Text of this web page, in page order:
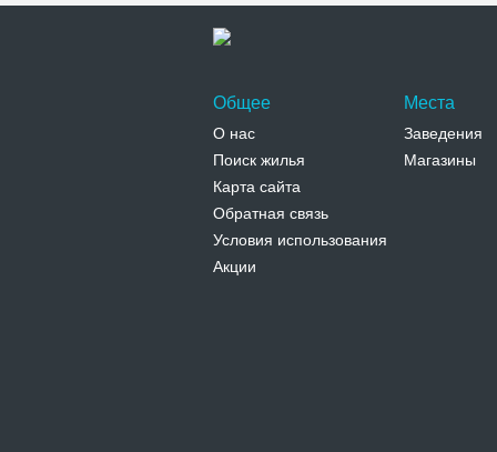
Общее
О нас
Поиск жилья
Карта сайта
Обратная связь
Условия использования
Акции
Места
Заведения
Магазины